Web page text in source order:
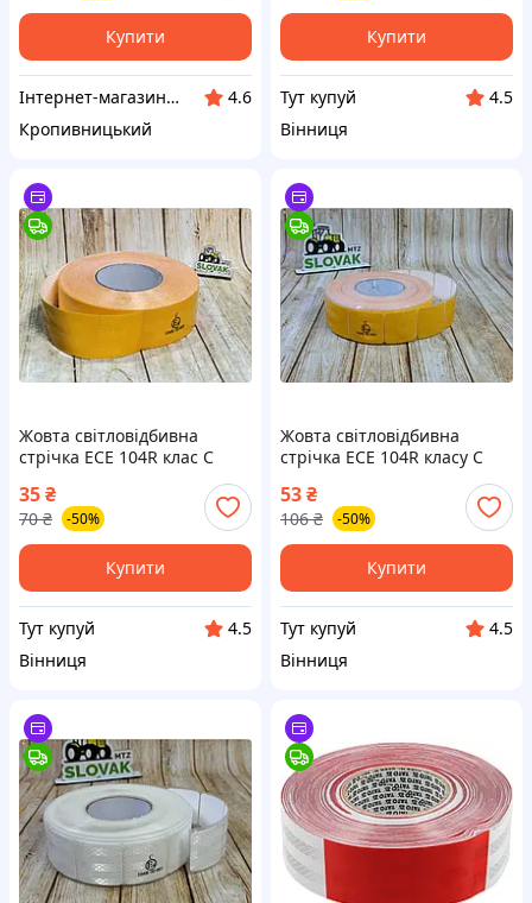
Купити
Інтернет-магазин "Запчастинки"
4.6
Кропивницький
Купити
Тут купуй
4.5
Вінниця
Жовта світловідбивна
стрічка ECE 104R клас C
безпеки на дорозі
35₴
70 ₴ -50%
Купити
Тут купуй
4.5
Вінниця
Жовта світловідбивна
стрічка ECE 104R класу C
безпечного розмічення на
дорозі
53₴
106 ₴ -50%
Купити
Тут купуй
4.5
Вінниця